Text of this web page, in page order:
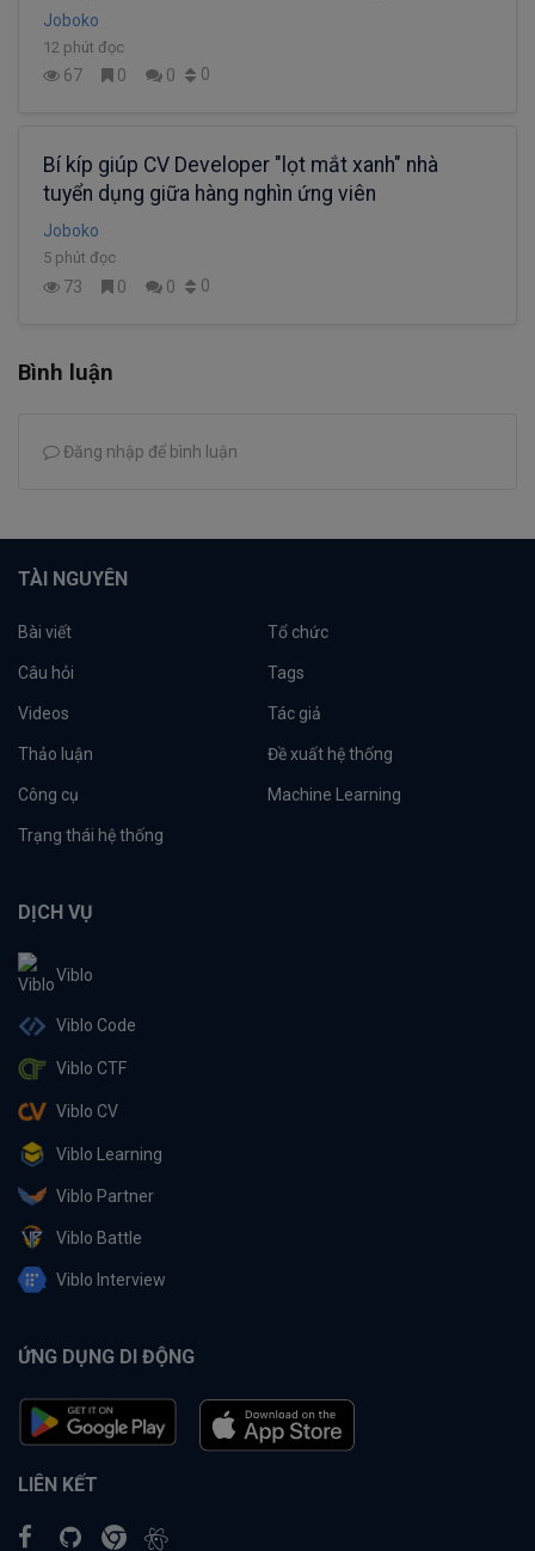
Joboko
12 phút đọc
67 0 0 0
Bí kíp giúp CV Developer "lọt mắt xanh" nhà
tuyển dụng giữa hàng nghìn ứng viên
Joboko
5 phút đọc
73 0 0 0
Bình luận
Đăng nhập để bình luận
TÀI NGUYÊN
Bài viết Tổ chức
Câu hỏi Tags
Videos Tác giả
Thảo luận Đề xuất hệ thống
Công cụ Machine Learning
Trạng thái hệ thống
DỊCH VỤ
Viblo
Viblo Code
Viblo CTF
Viblo CV
Viblo Learning
Viblo Partner
Viblo Battle
Viblo Interview
ỨNG DỤNG DI ĐỘNG
LIÊN KẾT